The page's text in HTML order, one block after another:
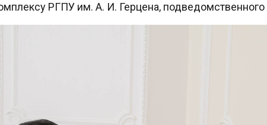
РГПУ им. А. И. Герцена, подведомственного